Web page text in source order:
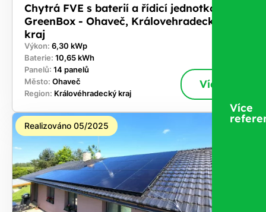
Chytrá FVE s baterií a řídicí jednotkou
GreenBox - Ohaveč, Královehradecký
kraj
Výkon: 6,30 kWp
Baterie: 10,65 kWh
Panelů: 14 panelů
Město: Ohaveč
Region: Královéhradecký kraj
Více
Realizováno 05/2025
Více